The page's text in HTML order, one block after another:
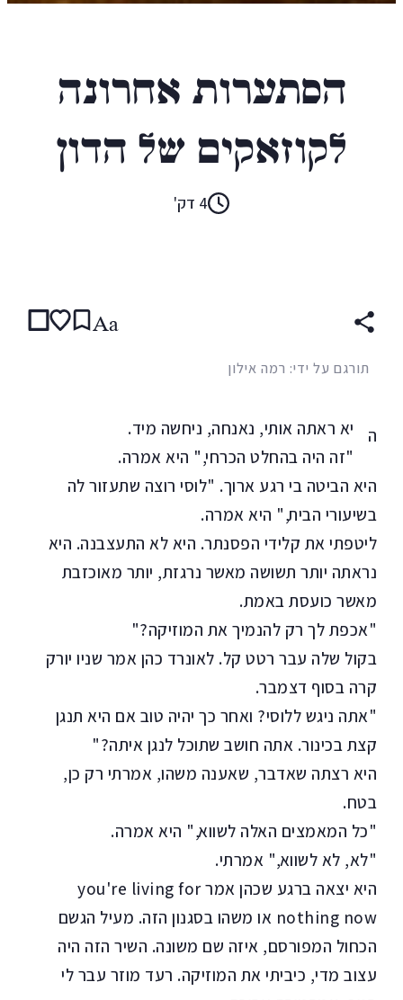
הסתערות אחרונה
לקוזאקים של הדון
4 דק'
Aa
תורגם על ידי: רמה אילון
ה
יא ראתה אותי, נאנחה, ניחשה מיד.
"זה היה בהחלט הכרחי," היא אמרה.
היא הביטה בי רגע ארוך. "לוסי רוצה שתעזור לה
בשיעורי הבית," היא אמרה.
ליטפתי את קלידי הפסנתר. היא לא התעצבנה. היא
נראתה יותר תשושה מאשר נרגזת, יותר מאוכזבת
מאשר כועסת באמת.
"אכפת לך רק להנמיך את המוזיקה?"
בקול שלה עבר רטט קל. לאונרד כהן אמר שניו יורק
קרה בסוף דצמבר.
"אתה ניגש ללוסי? ואחר כך יהיה טוב אם היא תנגן
קצת בכינור. אתה חושב שתוכל לנגן איתה?"
היא רצתה שאדבר, שאענה משהו, אמרתי רק כן,
בטח.
"כל המאמצים האלה לשווא," היא אמרה.
"לא, לא לשווא," אמרתי.
היא יצאה ברגע שכהן אמרyou're living for
nothing now או משהו בסגנון הזה. מעיל הגשם
הכחול המפורסם, איזה שם משונה. השיר הזה היה
עצוב מדי, כיביתי את המוזיקה. רעד מוזר עבר לי